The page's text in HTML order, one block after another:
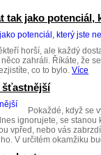
tak jako potenciál,
horší, ale každý
zahráli. Říkáte, že
co to bylo. Více
šťastnější
Pokaždé, když se
ignorujete, se
vpřed, nebo vás
V určitém okamžiku